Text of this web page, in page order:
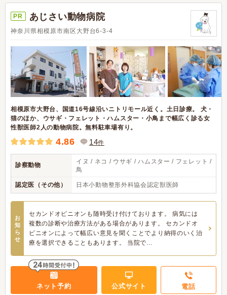
PR あじさい動物病院
神奈川県相模原市南区大野台6-3-4
相模原市大野台、国道16号線沿いニトリモール近く。土日診療。 犬・
猫のほか、ウサギ・フェレット・ハムスター・小鳥まで幅広く診る女
性獣医師2人の動物病院。無料駐車場有り。
4.86 14件
診察動物
イヌ / ネコ / ウサギ / ハムスター / フェレット /
鳥
認定医（その他） 日本小動物整形外科協会認定獣医師
お
知
ら
せ
セカンドオピニオンも随時受け付けております。 病気には
複数の診断や治療方法がある場合があります。 セカンドオ
ピニオンによって幅広い意見を聞くことでより納得のいく治
療を選択できることもあります。 当院で...
ネット予約 公式サイト 電話